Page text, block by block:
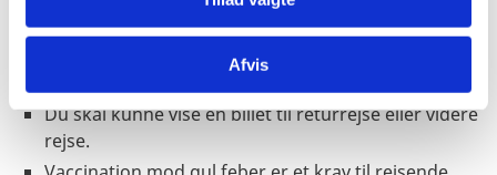
Afvis
medbringes. Se yderligere information:
https://www.embassyofnamibia.se/index.php/cons
Du skal kunne vise en billet til returrejse eller videre
rejse.